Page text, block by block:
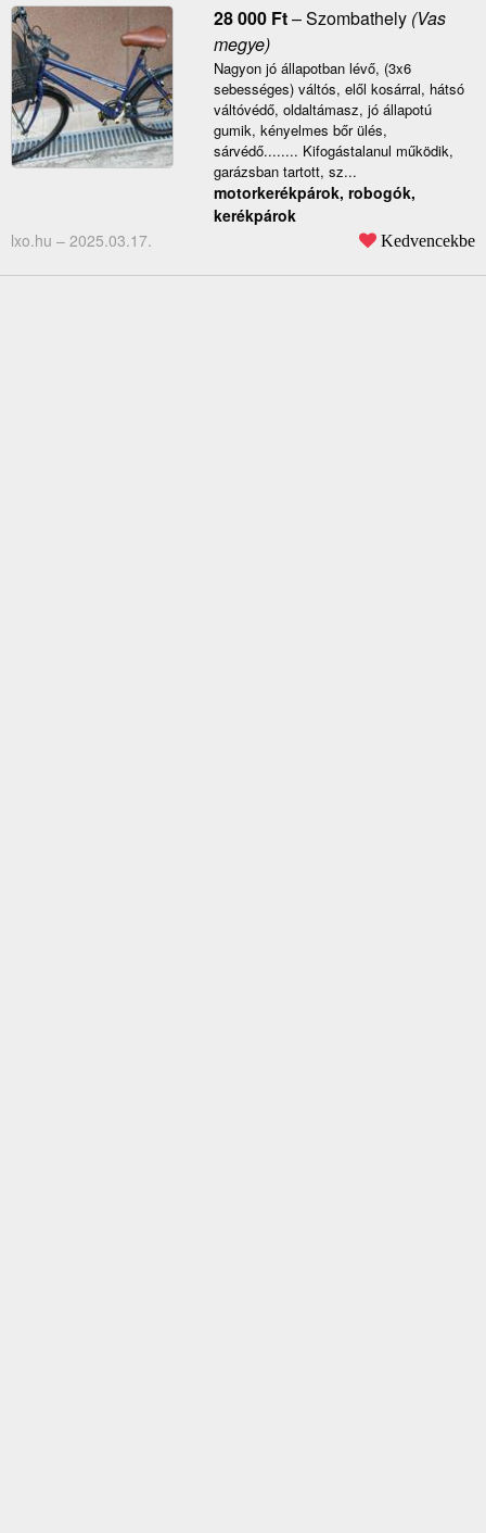
28 000 Ft–Szombathely(Vas
megye)
Nagyon jó állapotban lévő, (3x6
sebességes) váltós, elől kosárral, hátsó
váltóvédő, oldaltámasz, jó állapotú
gumik, kényelmes bőr ülés,
sárvédő........ Kifogástalanul működik,
garázsban tartott, sz...
motorkerékpárok, robogók,
kerékpárok
lxo.hu – 2025.03.17. Kedvencekbe